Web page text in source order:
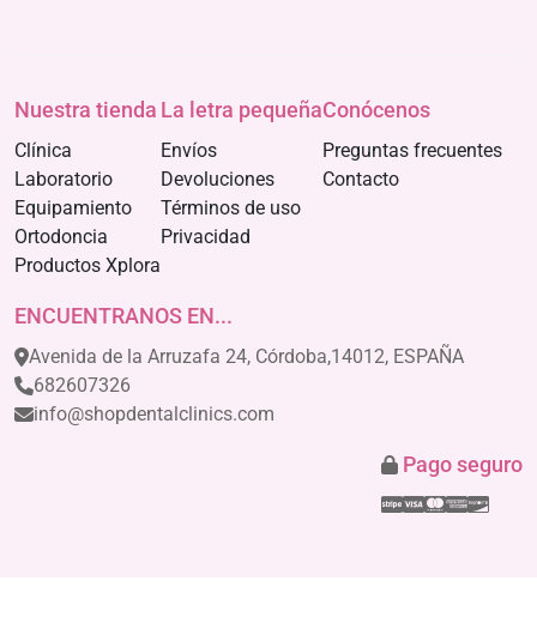
Nuestra tienda
Clínica
Laboratorio
Equipamiento
Ortodoncia
Productos Xplora
La letra pequeña
Envíos
Devoluciones
Términos de uso
Privacidad
Conócenos
Preguntas frecuentes
Contacto
ENCUENTRANOS EN...
Avenida de la Arruzafa 24, Córdoba,14012, ESPAÑA
682607326
info@shopdentalclinics.com
Pago seguro
Stripe
Visa